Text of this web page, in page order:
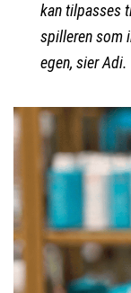
kan tilpasses
spilleren som
egen, sier Adi.